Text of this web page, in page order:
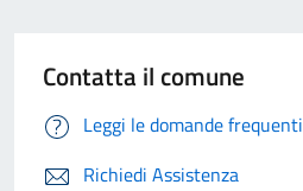
Contatta il comune
Leggi le domande frequenti
Richiedi Assistenza